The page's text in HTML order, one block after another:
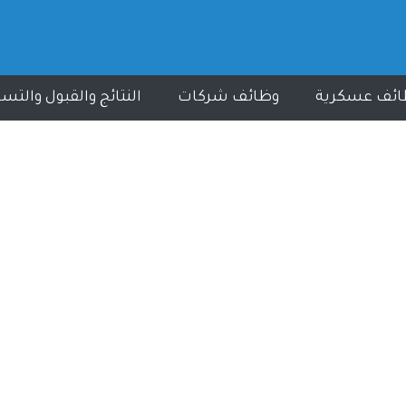
عسكرية وظائف شركات النتائج والقبول